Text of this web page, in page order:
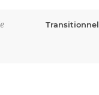
Transitionnel